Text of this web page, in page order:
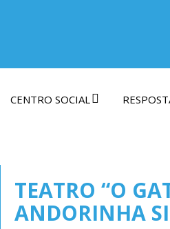
CENTRO SOCIAL
TEATRO “O
ANDORINHA